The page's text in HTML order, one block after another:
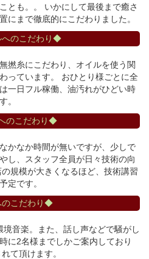
とも。。 いかにして最後まで癒さ
にまで徹底的にこだわりました。
のこだわり◆
撚糸にこだわり、オイルを使う関
っています。 おひとり様ごとに全
一日フル稼働、油汚れがひどい時
。
のこだわり◆
かなか時間が無いですが、少しで
し、スタッフ全員が日々技術の向
規模が大きくなるほど、技術講習
定です。
こだわり◆
音楽。また、話し声などで騒がし
に2名様までしかご案内しており
て頂けます。